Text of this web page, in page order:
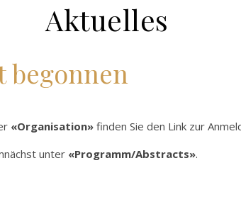
Aktuelles
begonnen
«Organisation» finden Sie den Link zur
unter «Programm/Abstracts».